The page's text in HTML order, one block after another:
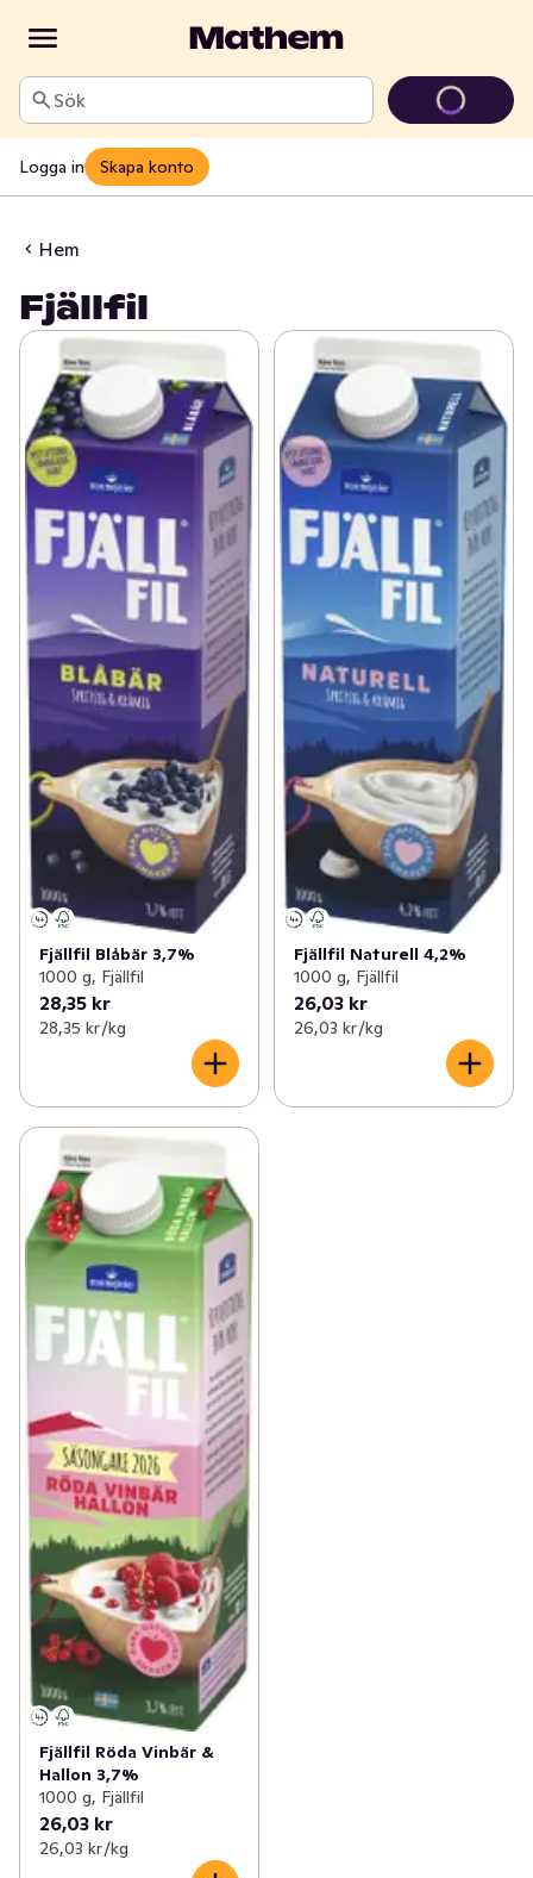
Sök
Logga in Skapa konto
Hem
Fjällfil
Fjällfil Blåbär 3,7%
1000 g, Fjällfil
28,35 kr
28,35 kr /kg
Fjällfil Naturell 4,2%
1000 g, Fjällfil
26,03 kr
26,03 kr /kg
Fjällfil Röda Vinbär &
Hallon 3,7%
1000 g, Fjällfil
26,03 kr
26,03 kr /kg